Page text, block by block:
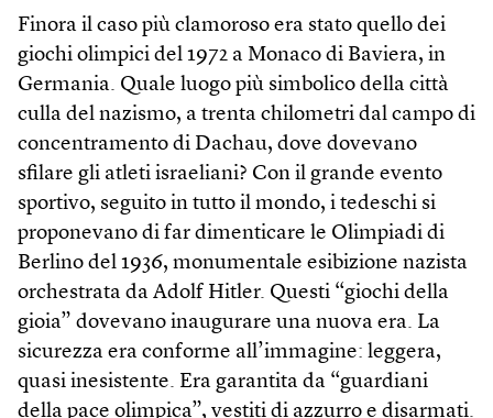
Finora il caso più clamoroso era stato quello dei
giochi olimpici del 1972 a Monaco di Baviera, in
Germania. Quale luogo più simbolico della città
culla del nazismo, a trenta chilometri dal campo di
concentramento di Dachau, dove dovevano
sfilare gli atleti israeliani? Con il grande evento
sportivo, seguito in tutto il mondo, i tedeschi si
proponevano di far dimenticare le Olimpiadi di
Berlino del 1936, monumentale esibizione nazista
orchestrata da Adolf Hitler. Questi “giochi della
gioia” dovevano inaugurare una nuova era. La
sicurezza era conforme all’immagine: leggera,
quasi inesistente. Era garantita da “guardiani
della pace olimpica”, vestiti di azzurro e disarmati.